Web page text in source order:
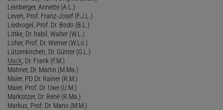
Leinberger, Annette (A.L.)
Leven, Prof. Franz-Josef (F.J.L.)
Liedvogel, Prof. Dr. Bodo (B.L.)
Littke, Dr. habil. Walter (W.L.)
Loher, Prof. Dr. Werner (W.Lo.)
Lützenkirchen, Dr. Günter (G.L.)
Mack , Dr. Frank (F.M.)
Mahner, Dr. Martin (M.Ma.)
Maier, PD Dr. Rainer (R.M.)
Maier, Prof. Dr. Uwe (U.M.)
Marksitzer, Dr. René (R.Ma.)
Markus, Prof. Dr. Mario (M.M.)